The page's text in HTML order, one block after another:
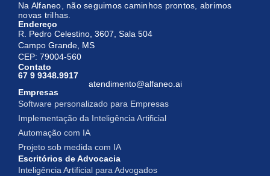
Na Alfaneo, não seguimos caminhos prontos, abrimos
novas trilhas.
Endereço
R. Pedro Celestino, 3607, Sala 504
Campo Grande, MS
CEP: 79004-560
Contato
67 9 9348.9917
atendimento@alfaneo.ai
Empresas
Software personalizado para Empresas
Implementação da Inteligência Artificial
Automação com IA
Projeto sob medida com IA
Escritórios de Advocacia
Inteligência Artificial para Advogados